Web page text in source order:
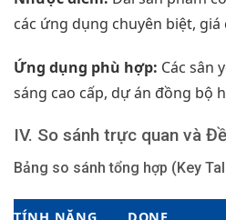
các ứng dụng chuyên biệt, giá
Ứng dụng phù hợp: Các sân
sáng cao cấp, dự án đồng bộ
IV. So sánh trực quan và
Bảng so sánh tổng hợp (Key